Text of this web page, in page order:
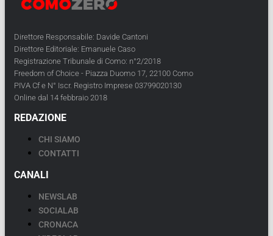
Direttore Responsabile: Davide Cantoni
Direttore Editoriale: Emanuele Caso
Registrazione Tribunale di Como: n°2/2018
Freedom of Choice - Piazza Duomo 17, 22100 Como
PIVA Cf e N° Iscr. Registro Imprese 03799020130
Online dal 14 febbraio 2018
REDAZIONE
CHI SIAMO
CONTATTI
CANALI
NEWSLAB
SOCIALAB
CRONACA